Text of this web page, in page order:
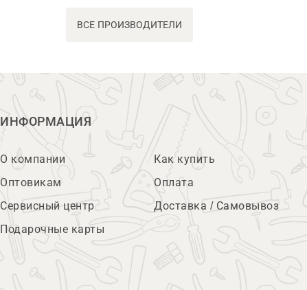
ВСЕ ПРОИЗВОДИТЕЛИ
ИНФОРМАЦИЯ
О компании
Оптовикам
Сервисный центр
Подарочные карты
Как купить
Оплата
Доставка / Самовывоз